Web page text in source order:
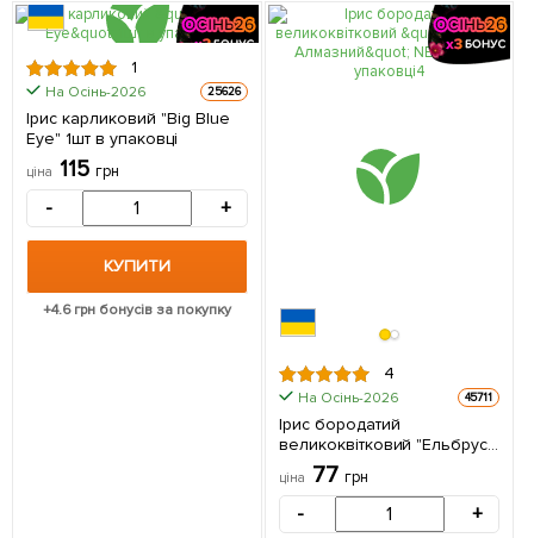
1
На Осінь-2026 25626
Ірис карликовий "Big Blue
Eye" 1шт в упаковці
ціна 115 грн
- +
КУПИТИ
+4.6грн бонусів за покупку
4
На Осінь-2026 45711
Ірис бородатий
великоквітковий "Ельбрус
Алмазний" NEW 1шт в
упаковці
ціна 77 грн
- +